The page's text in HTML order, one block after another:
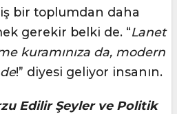
bir toplumdan daha
gerekir belki de. “Lanet
kuramınıza da, modern
!” diyesi geliyor insanın.
Edilir Şeyler ve Politik